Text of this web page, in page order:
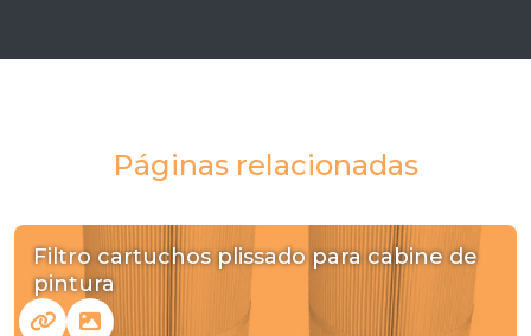
Páginas relacionadas
Filtro cartuchos plissado para cabine de
pintura